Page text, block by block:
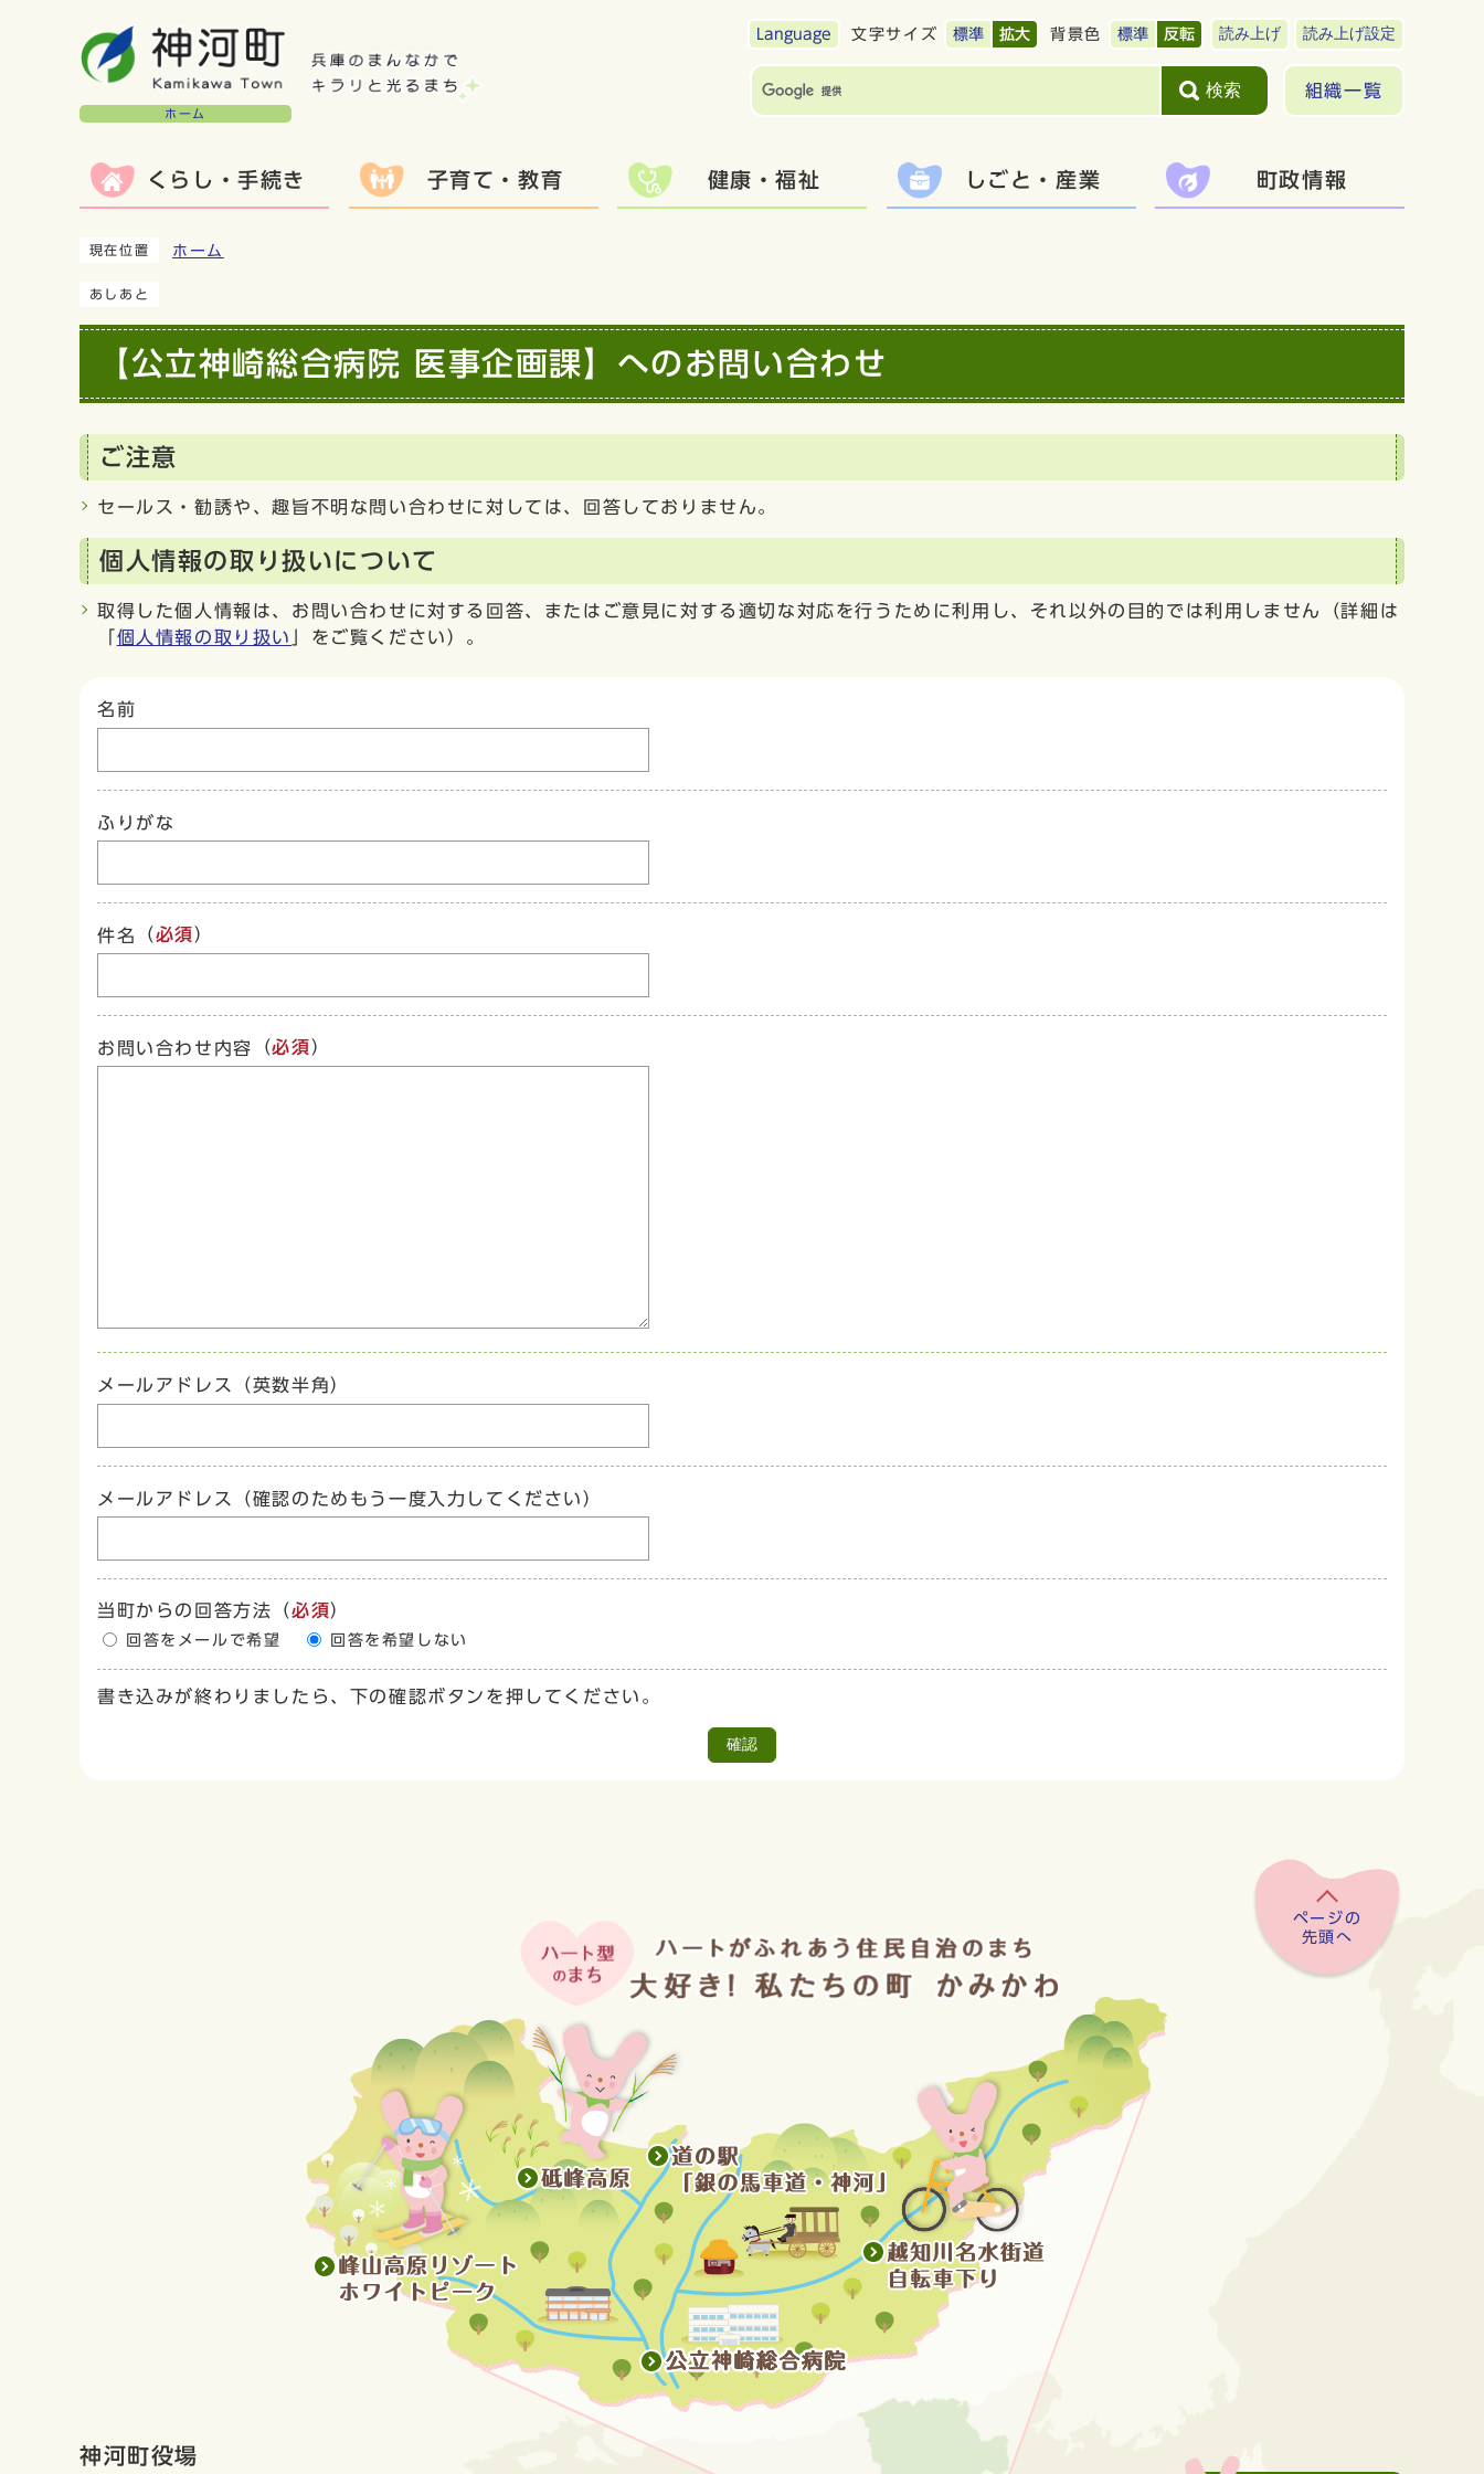
ホーム
Language 文字サイズ 標準 拡大 背景色 標準 反転 読み上げ 読み上げ設定
検索 組織一覧
くらし・手続き 子育て・教育 健康・福祉 しごと・産業 町政情報
現在位置 ホーム
あしあと
【公立神崎総合病院 医事企画課】へのお問い合わせ
ご注意
セールス・勧誘や、趣旨不明な問い合わせに対しては、回答しておりません。
個人情報の取り扱いについて
取得した個人情報は、お問い合わせに対する回答、またはご意見に対する適切な対応を行うために利用し、それ以外の目的では利用しません（詳細は
個人情報の取り扱い 」をご覧ください）。
名前
ふりがな
件名 （必須）
お問い合わせ内容 （必須）
メールアドレス（英数半角）
メールアドレス（確認のためもう一度入力してください）
当町からの回答方法 （必須）
回答をメールで希望 回答を希望しない
書き込みが終わりましたら、下の確認ボタンを押してください。
確認
ページの
先頭へ
神河町役場